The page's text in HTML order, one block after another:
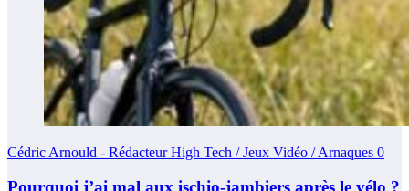
Cédric Arnould - Rédacteur High Tech / Jeux Vidéo / Arnaques 0
Pourquoi j’ai mal aux ischio-jambiers après le vélo ?